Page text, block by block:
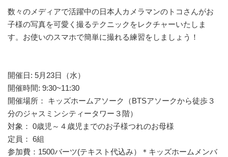
数々のメディアで活躍中の日本人カメラマンのトコさんがお
子様の写真を可愛く撮るテクニックをレクチャーいたしま
す。お使いのスマホで簡単に撮れる練習をしましょう！
開催日: 5月23日（水）
開催時間: 9:30~11:30
開催場所： キッズホームアソーク（BTSアソークから徒歩３
分のジャスミンシティータワー３階）
対象： 0歳児～４歳児までのお子様つれのお母様
定員： 6組
参加費：1500バーツ(テキスト代込み）＊キッズホームメンバ